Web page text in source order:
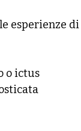
esperienze di
o ictus